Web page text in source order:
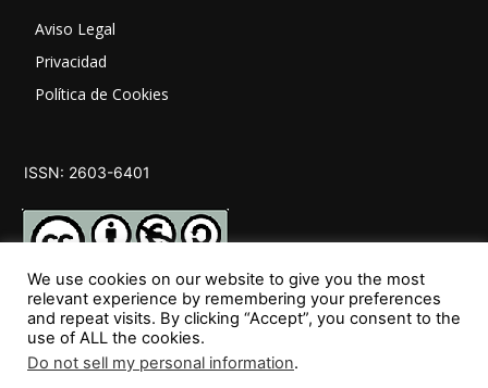
Aviso Legal
Privacidad
Política de Cookies
ISSN: 2603-6401
SÍGUENOS
We use cookies on our website to give you the most
relevant experience by remembering your preferences
and repeat visits. By clicking “Accept”, you consent to the
use of ALL the cookies.
Do not sell my personal information.